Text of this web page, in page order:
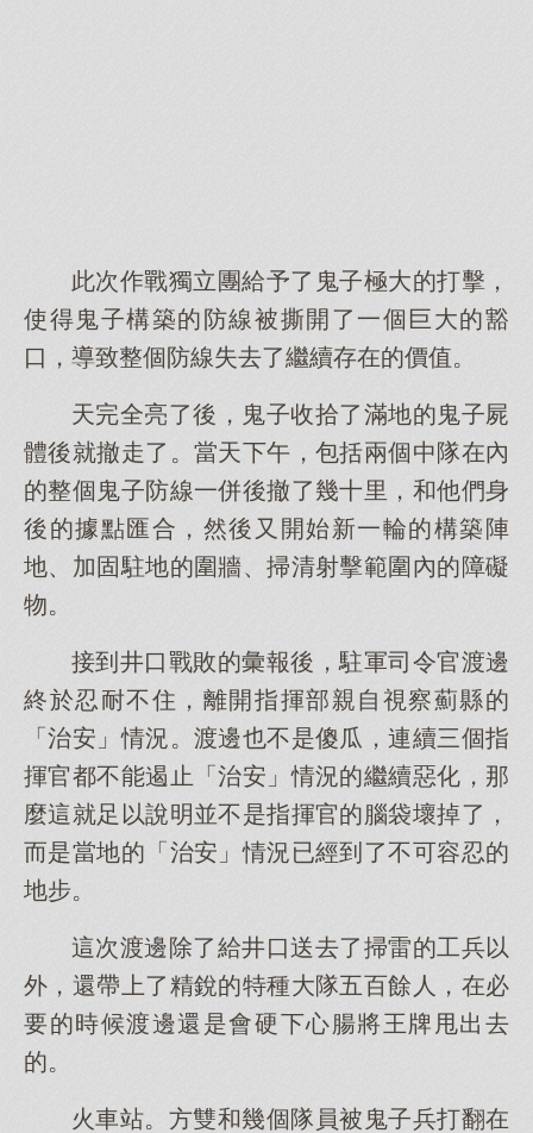
此次作戰獨立團給予了鬼子極大的打擊，
使得鬼子構築的防線被撕開了一個巨大的豁
口，導致整個防線失去了繼續存在的價值。
天完全亮了後，鬼子收拾了滿地的鬼子屍
體後就撤走了。當天下午，包括兩個中隊在內
的整個鬼子防線一併後撤了幾十里，和他們身
後的據點匯合，然後又開始新一輪的構築陣
地、加固駐地的圍牆、掃清射擊範圍內的障礙
物。
接到井口戰敗的彙報後，駐軍司令官渡邊
終於忍耐不住，離開指揮部親自視察薊縣的
「治安」情況。渡邊也不是傻瓜，連續三個指
揮官都不能遏止「治安」情況的繼續惡化，那
麼這就足以說明並不是指揮官的腦袋壞掉了，
而是當地的「治安」情況已經到了不可容忍的
地步。
這次渡邊除了給井口送去了掃雷的工兵以
外，還帶上了精銳的特種大隊五百餘人，在必
要的時候渡邊還是會硬下心腸將王牌甩出去
的。
火車站。方雙和幾個隊員被鬼子兵打翻在